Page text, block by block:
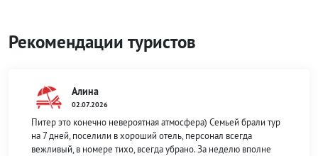
Рекомендации туристов
Алина
02.07.2026
Питер это конечно невероятная атмосфера) Семьей брали тур
на 7 дней, поселили в хороший отель, персонал всегда
вежливый, в номере тихо, всегда убрано. За неделю вполне